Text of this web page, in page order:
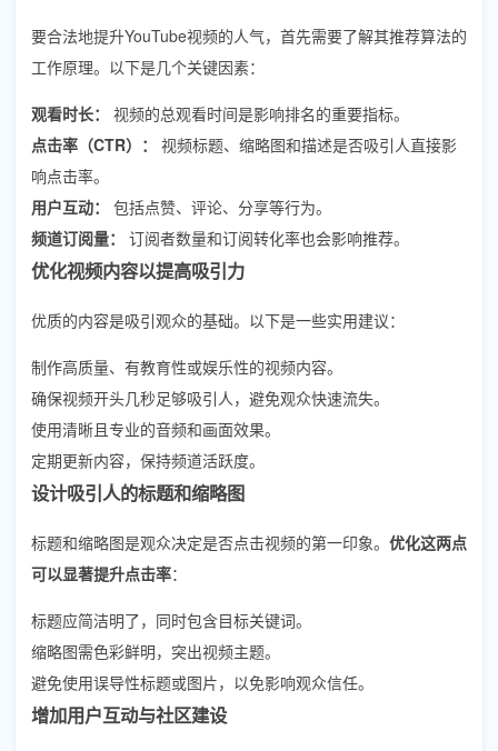
要合法地提升YouTube视频的人气，首先需要了解其推荐算法的
工作原理。以下是几个关键因素：
观看时长：
视频的总观看时间是影响排名的重要指标。
点击率（CTR）：
视频标题、缩略图和描述是否吸引人直接影
响点击率。
用户互动：
包括点赞、评论、分享等行为。
频道订阅量：
订阅者数量和订阅转化率也会影响推荐。
优化视频内容以提高吸引力
优质的内容是吸引观众的基础。以下是一些实用建议：
制作高质量、有教育性或娱乐性的视频内容。
确保视频开头几秒足够吸引人，避免观众快速流失。
使用清晰且专业的音频和画面效果。
定期更新内容，保持频道活跃度。
设计吸引人的标题和缩略图
标题和缩略图是观众决定是否点击视频的第一印象。 优化这两点
可以显著提升点击率：
标题应简洁明了，同时包含目标关键词。
缩略图需色彩鲜明，突出视频主题。
避免使用误导性标题或图片，以免影响观众信任。
增加用户互动与社区建设